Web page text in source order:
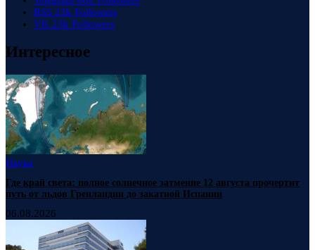
RSS 23k Followers
VK 23k Followers
Интересное
Наука
Где край света: полное солнечное затмение 12 августа прочертит
путь от льдов Гренландии до закатной Испании
06.08.2026